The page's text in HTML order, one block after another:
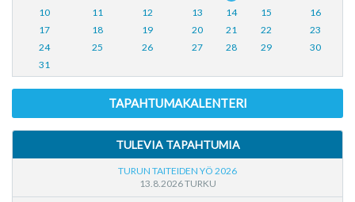
10
11 12 13 14 15
16
17
18 19 20 21 22
23
24
25 26 27 28 29
30
31
TAPAHTUMAKALENTERI
TULEVIA TAPAHTUMIA
TURUN TAITEIDEN YÖ 2026
13.8.2026 TURKU